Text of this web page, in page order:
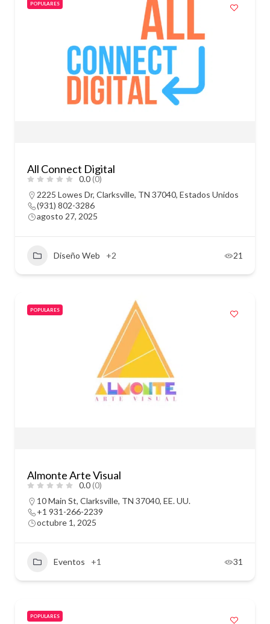
POPULARES
All Connect Digital
0.0(0)
2225 Lowes Dr, Clarksville, TN 37040, Estados Unidos
(931) 802-3286
agosto 27, 2025
Diseño Web +2 21
POPULARES
Almonte Arte Visual
0.0(0)
10 Main St, Clarksville, TN 37040, EE. UU.
+1 931-266-2239
octubre 1, 2025
Eventos +1 31
POPULARES